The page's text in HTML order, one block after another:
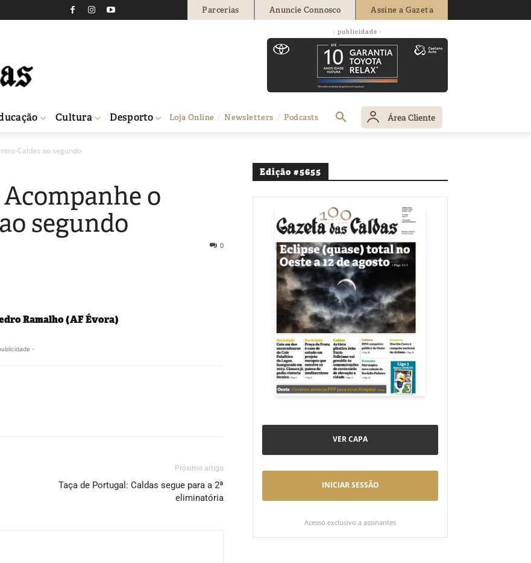
Parcerias Anuncie Connosco Assine a Gazeta
- publicidade -
Cultura Desporto Loja Online Newsletters Podcasts Área Cliente
Caldas ao segundo
o
segundo
0
Ramalho (AF Évora)
-
Próximo artigo
Taça de Portugal: Caldas segue para a 2ª
eliminatória
Edição #5655
VER CAPA
INICIAR SESSÃO
Acesso exclusivo a assinantes